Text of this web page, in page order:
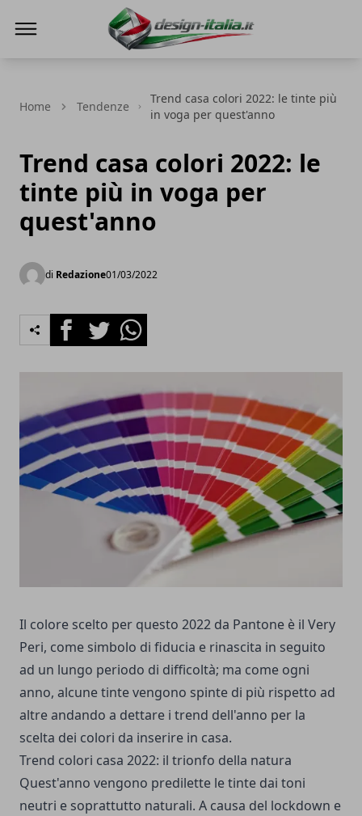
Home Tendenze
Trend casa colori 2022: le tinte più
in voga per quest'anno
Trend casa colori 2022: le
tinte più in voga per
quest'anno
di Redazione01/03/2022
FacebookTwitterWhatsapp
Il colore scelto per questo 2022 da Pantone è il Very
Peri, come simbolo di fiducia e rinascita in seguito
ad un lungo periodo di difficoltà; ma come ogni
anno, alcune tinte vengono spinte di più rispetto ad
altre andando a dettare i trend dell'anno per la
scelta dei colori da inserire in casa.
Trend colori casa 2022: il trionfo della natura
Quest'anno vengono predilette le tinte dai toni
neutri e soprattutto naturali. A causa del lockdown e